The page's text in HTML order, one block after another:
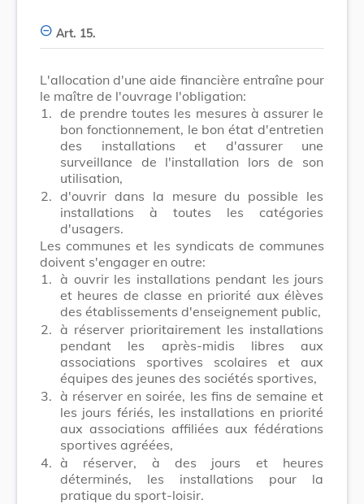
Art. 15.
L'allocation d'une aide financière entraîne pour
le maître de l'ouvrage l'obligation:
1. de prendre toutes les mesures à assurer le
bon fonctionnement, le bon état d'entretien
des installations et d'assurer une
surveillance de l'installation lors de son
utilisation,
2. d'ouvrir dans la mesure du possible les
installations à toutes les catégories
d'usagers.
Les communes et les syndicats de communes
doivent s'engager en outre:
1. à ouvrir les installations pendant les jours
et heures de classe en priorité aux élèves
des établissements d'enseignement public,
2. à réserver prioritairement les installations
pendant les après-midis libres aux
associations sportives scolaires et aux
équipes des jeunes des sociétés sportives,
3. à réserver en soirée, les fins de semaine et
les jours fériés, les installations en priorité
aux associations affiliées aux fédérations
sportives agréées,
4. à réserver, à des jours et heures
déterminés, les installations pour la
pratique du sport-loisir.